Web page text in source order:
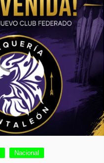
Nacional